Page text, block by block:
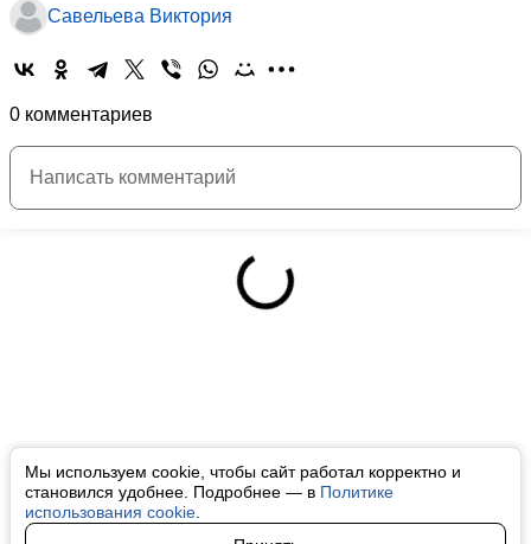
Мы используем cookie, чтобы сайт работал корректно и
становился удобнее. Подробнее — в Политике
использования cookie
Савельева Виктория
0 комментариев